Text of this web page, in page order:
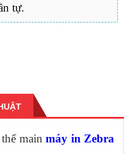
tự.
thế mainmáy in Zebra